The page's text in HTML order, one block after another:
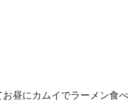
昼にカムイでラーメン食べ